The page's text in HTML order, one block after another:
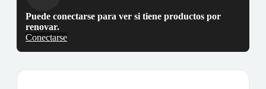
Puede conectarse para ver si tiene productos por
renovar.
Conectarse